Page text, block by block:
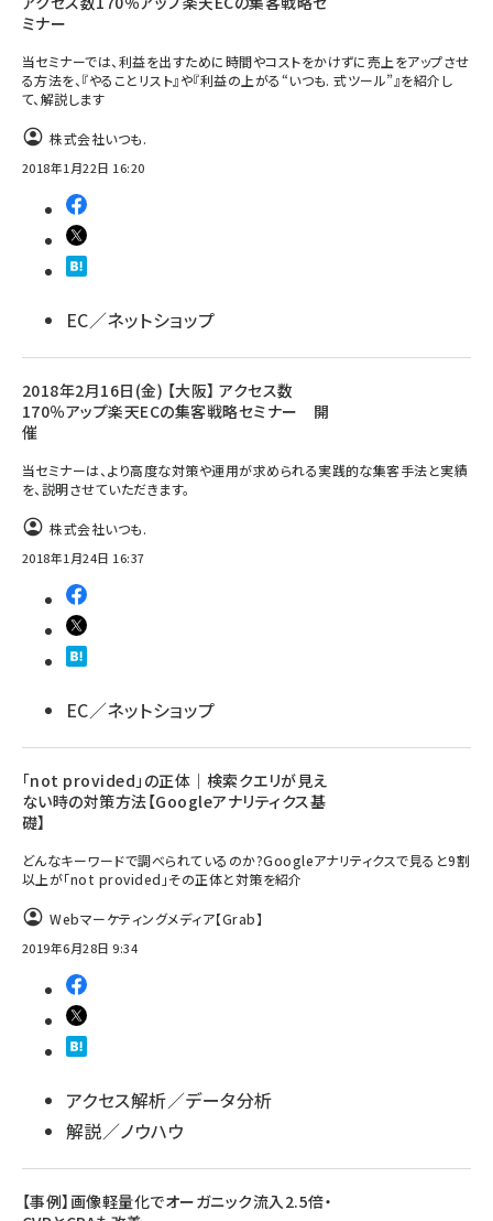
ミナー
当セミナーでは、利益を出すために時間やコストをかけずに売上をアップさせ
る方法を、『やることリスト』や『利益の上がる“いつも. 式ツール”』を紹介し
て、解説します
株式会社いつも.
2018年1月22日 16:20
EC／ネットショップ
2018年2月16日(金) 【大阪】 アクセス数
170％アップ楽天ECの集客戦略セミナー 開
催
当セミナーは、より高度な対策や運用が求められる実践的な集客手法と実績
を、説明させていただきます。
株式会社いつも.
2018年1月24日 16:37
EC／ネットショップ
「not provided」の正体｜検索クエリが見え
ない時の対策方法【Googleアナリティクス基
礎】
どんなキーワードで調べられているのか?Googleアナリティクスで見ると9割
以上が「not provided」その正体と対策を紹介
Webマーケティングメディア【Grab】
2019年6月28日 9:34
アクセス解析／データ分析
解説／ノウハウ
【事例】画像軽量化でオーガニック流入2.5倍・